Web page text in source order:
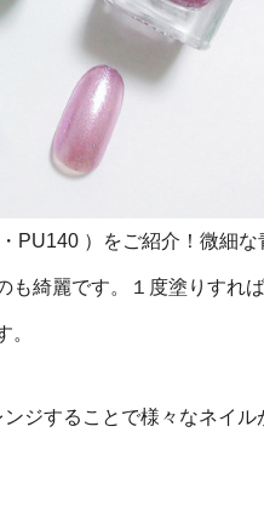
PU140 ）をご紹介！微細
綺麗です。１度塗りすれ
。
ジすることで様々なネイル